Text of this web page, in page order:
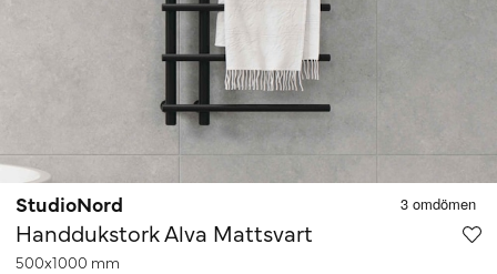
StudioNord
Handdukstork Alva Mattsvart
500x1000 mm